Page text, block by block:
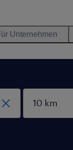
Unternehmen